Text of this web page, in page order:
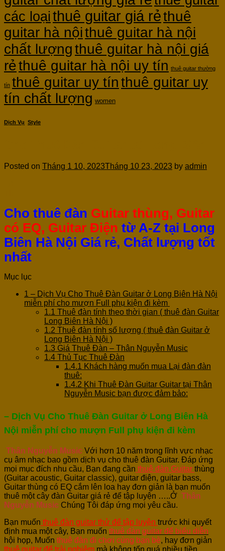
các loạithuê guitar giá rẻthuê
guitar hà nộithuê guitar hà nội
chất lượngthuê guitar hà nội giá
rẻthuê guitar hà nội uy tín thuê guitar thường
tín thuê guitar uy tínthuê guitar uy
tín chất lượng women
Dịch Vụ Style
Posted on Tháng 1 10, 2023Tháng 10 23, 2023 by admin
Cho thuê đàn Guitar thùng, Guitar
có EQ, Guitar Điện từ A-Z tại Long
Biên Hà Nội Giá rẻ, Chất lượng tốt
nhất
Mục lục
1 – Dịch Vụ Cho Thuê Đàn Guitar ở Long Biên Hà Nội
miễn phí cho mượn Full phụ kiện đi kèm
1.1 Thuê đàn tính theo thời gian ( thuê đàn Guitar
Long Biên Hà Nội )
1.2 Thuê đàn tính số lượng ( thuê đàn Guitar ở
Long Biên Hà Nội )
1.3 Giá Thuê Đàn – Thân Nguyễn Music
1.4 Thủ Tục Thuê Đàn
1.4.1 Khách hàng muốn mua Lại đàn đàn
thuê:
1.4.2 Khi Thuê Đàn Guitar Guitar tại Thân
Nguyễn Music bạn được đảm bảo:
– Dịch Vụ Cho Thuê Đàn Guitar ở Long Biên Hà
Nội miễn phí cho mượn Full phụ kiện đi kèm
Thân Nguyễn Music Với hơn 10 năm trong lĩnh vực nhạc
cụ âm nhạc bao gồm dịch vụ cho thuê đàn Guitar. Đáp ứng
mọi mục đích nhu cầu, Bạn đang cần thuê đàn Guitar thùng
(Guitar acoustic, Guitar classic), guitar điện, guitar bass,
Guitar thùng có EQ cắm lên loa hay đơn giản là bạn muốn
thuê một cây đàn Guitar giá rẻ để tập luyện …..Ở Thân
Nguyễn Music Chúng Tôi đáp ứng mọi yêu cầu.
Bạn muốn thuê đàn guitar thử để tập luyện trước khi quyết
định mua một cây, Bạn muốn thuê đàn guitar để biểu diễn
hội họp, Muốn thuê đàn đi chơi cùng bạn bè, hay đơn giản
thuê guitar để trải nghiệm mà không tốn quá nhiều tiền ….